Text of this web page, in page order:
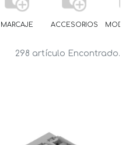
MARCAJE ACCESORIOS
298 artículo Encontrado.